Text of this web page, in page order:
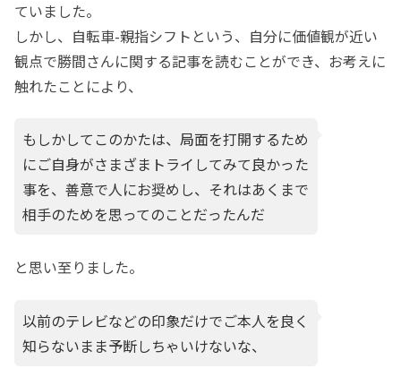
ていました。
しかし、自転車-親指シフトという、自分に価値観が近い
観点で勝間さんに関する記事を読むことができ、お考えに
触れたことにより、
もしかしてこのかたは、局面を打開するため
にご自身がさまざまトライしてみて良かった
事を、善意で人にお奨めし、それはあくまで
相手のためを思ってのことだったんだ
と思い至りました。
以前のテレビなどの印象だけでご本人を良く
知らないまま予断しちゃいけないな、